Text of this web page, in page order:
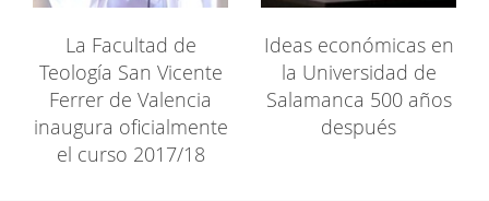
La Facultad de
Teología San Vicente
Ferrer de Valencia
inaugura oficialmente
el curso 2017/18
Ideas económicas en
la Universidad de
Salamanca 500 años
después